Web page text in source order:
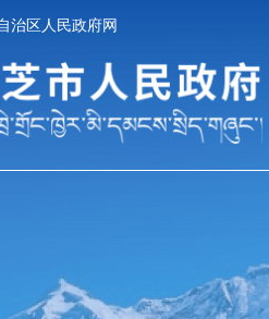
治区人民政府网